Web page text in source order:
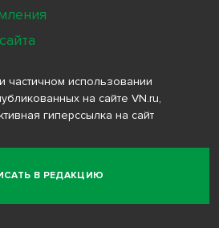
В РЕДАКЦИЮ
частичном использовании
на сайте VN.ru,
гиперссылка на сайт